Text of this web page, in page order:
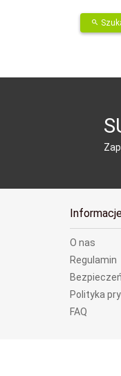
O nas
Regulamin
Polityka
FAQ